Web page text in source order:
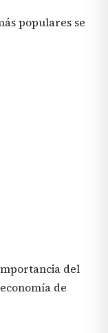
populares se
del
de